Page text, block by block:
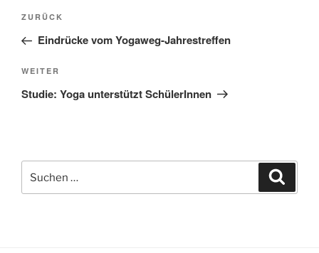
Beitragsnavigation
Vorheriger
Beitrag
ZURÜCK
Eindrücke vom Yogaweg-Jahrestreffen
Nächster
Beitrag
WEITER
Studie: Yoga unterstützt SchülerInnen
nach: